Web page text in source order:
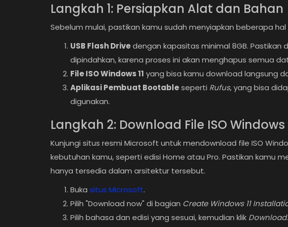
Langkah 1: Persiapkan Alat dan Bahan
Sebelum mulai, pastikan kamu sudah menyiapkan beberapa hal
USB Flash Drivedengan kapasitas minimal 8GB.
dipindahkan, karena proses ini akan menghapus semua
File ISO Windows 11 yang bisa kamu download langsung
Aplikasi Pembuat Bootableseperti Rufus, yang bisa
digunakan.
Langkah 2: Download File ISO Windows
Kunjungi situs resmi Microsoft untuk mendownload file ISO
kebutuhan kamu, seperti edisi Home atau Pro. Pastikan kamu
hanya tersedia dalam arsitektur tersebut.
Buka situs Microsoft.
Pilih "Download now" di bagian Create Windows 11
Pilih bahasa dan edisi yang sesuai, kemudian klik Download.